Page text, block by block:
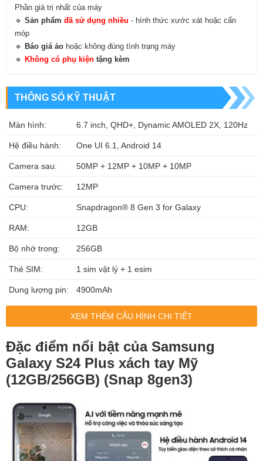
Phần giá trị nhất của máy
🔹 Sản phẩm đã sử dụng nhiều - hình thức xước xát hoặc cấn
móp
🔹 Báo giá ảo hoặc không đúng tình trạng máy
🔹 Không có phụ kiện tặng kèm
THÔNG SỐ KỸ THUẬT
Màn hình: 6.7 inch, QHD+, Dynamic AMOLED 2X, 120Hz
Hệ điều hành: One UI 6.1, Android 14
Camera sau: 50MP + 12MP + 10MP + 10MP
Camera trước: 12MP
CPU: Snapdragon® 8 Gen 3 for Galaxy
RAM: 12GB
Bộ nhớ trong: 256GB
Thẻ SIM: 1 sim vật lý + 1 esim
Dung lượng pin: 4900mAh
XEM THÊM CẤU HÌNH CHI TIẾT
Đặc điểm nổi bật của Samsung
Galaxy S24 Plus xách tay Mỹ
(12GB/256GB) (Snap 8gen3)